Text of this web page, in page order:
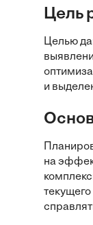
Цель
Целью
и
на